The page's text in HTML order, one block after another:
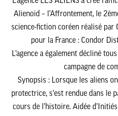
Alienoid – l’Affrontement, le
science-fiction coréen réalisé
pour la France : Condor
L’agence a également décliné
campagne de
Synopsis : Lorsque les aliens
protectrice, s’est rendue dans le
cours de l’histoire. Aidée